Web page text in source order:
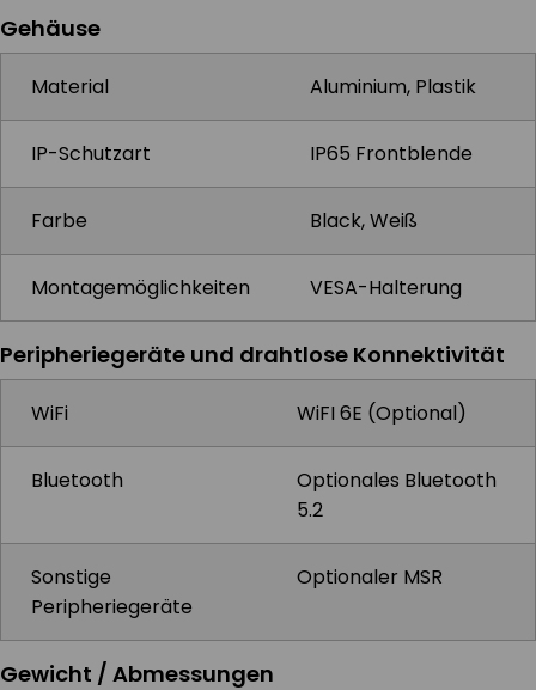
Gehäuse
Material Aluminium, Plastik
IP-Schutzart IP65 Frontblende
Farbe Black, Weiß
Montagemöglichkeiten VESA-Halterung
Peripheriegeräte und drahtlose Konnektivität
WiFi WiFI 6E (Optional)
Bluetooth
Optionales Bluetooth
5.2
Sonstige
Peripheriegeräte
Optionaler MSR
Gewicht / Abmessungen